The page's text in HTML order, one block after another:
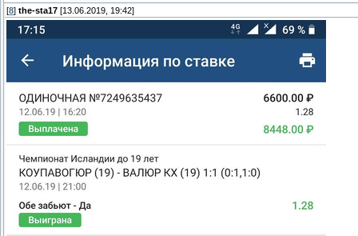
[8] the-sta17 [13.06.2019, 19:42]